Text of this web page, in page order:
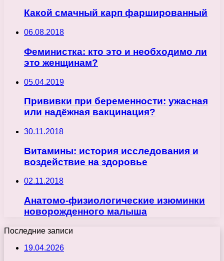
Какой смачный карп фаршированный
06.08.2018
Феминистка: кто это и необходимо ли
это женщинам?
05.04.2019
Прививки при беременности: ужасная
или надёжная вакцинация?
30.11.2018
Витамины: история исследования и
воздействие на здоровье
02.11.2018
Анатомо-физиологические изюминки
новорожденного малыша
Последние записи
19.04.2026